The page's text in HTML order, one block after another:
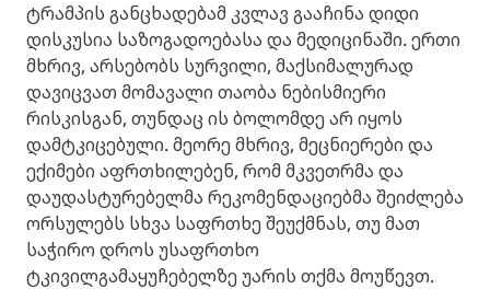
ტრამპის განცხადებამ კვლავ გააჩინა დიდი
დისკუსია საზოგადოებასა და მედიცინაში. ერთი
მხრივ, არსებობს სურვილი, მაქსიმალურად
დავიცვათ მომავალი თაობა ნებისმიერი
რისკისგან, თუნდაც ის ბოლომდე არ იყოს
დამტკიცებული. მეორე მხრივ, მეცნიერები და
ექიმები აფრთხილებენ, რომ მკვეთრმა და
დაუდასტურებელმა რეკომენდაციებმა შეიძლება
ორსულებს სხვა საფრთხე შეუქმნას, თუ მათ
საჭირო დროს უსაფრთხო
ტკივილგამაყუჩებელზე უარის თქმა მოუწევთ.